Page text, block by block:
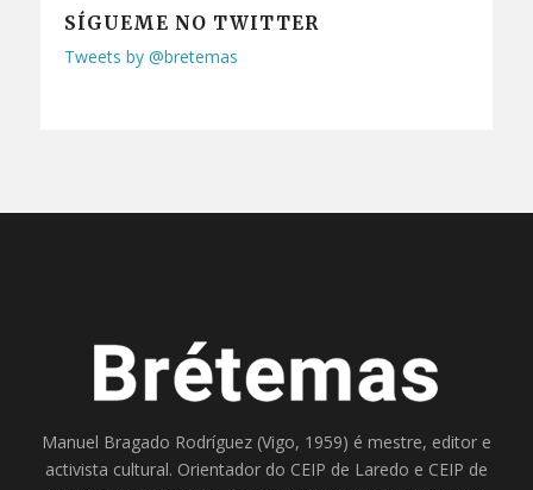
SÍGUEME NO TWITTER
Tweets by @bretemas
Manuel Bragado Rodríguez (Vigo, 1959) é mestre, editor e
activista cultural. Orientador do CEIP de Laredo e CEIP de